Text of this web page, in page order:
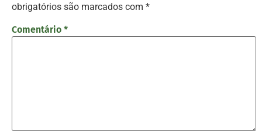
obrigatórios são marcados com *
Comentário *